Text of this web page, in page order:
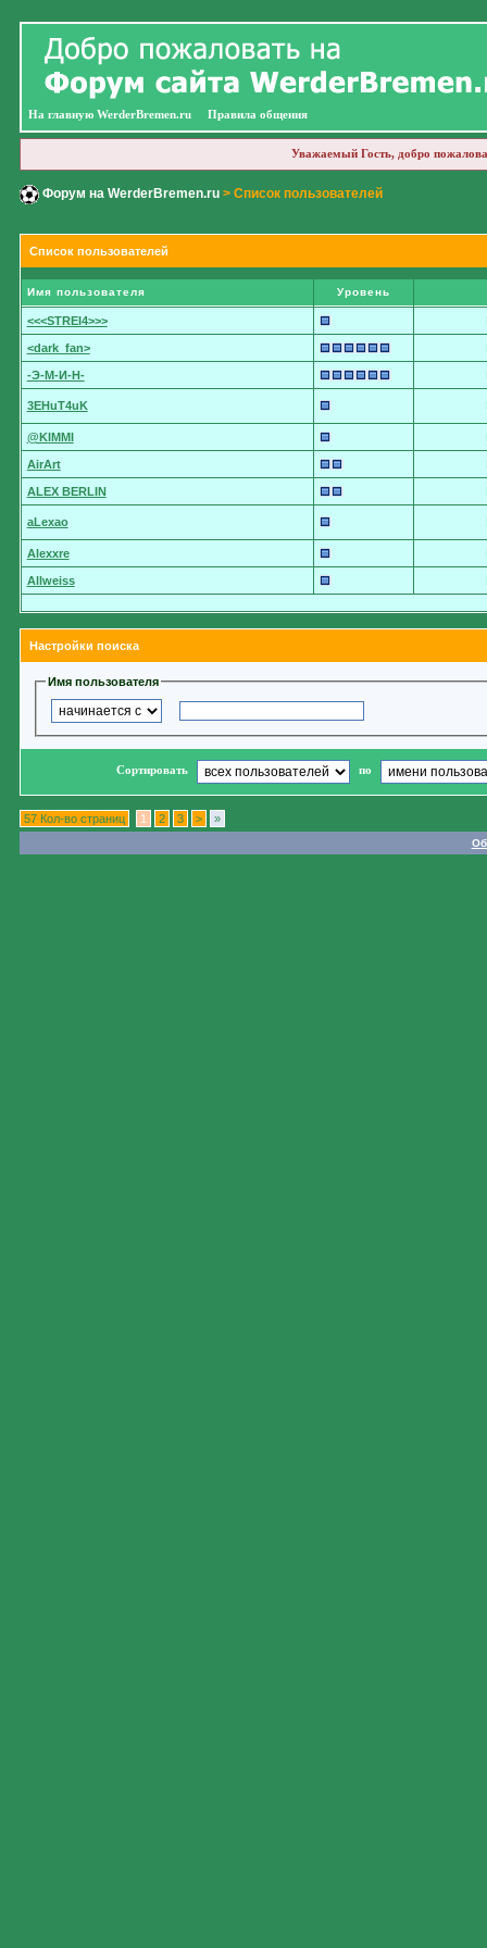
На главную WerderBremen.ru Правила общения
Уважаемый Гость, добро
Форум на WerderBremen.ru> Список пользователей
Список пользователей
Имя пользователя Уровень
<<<STREI4>>>
<dark_fan>
-Э-М-И-Н-
3EHuT4uK
@KIMMI
AirArt
ALEX BERLIN
aLexao
Alexxre
Allweiss
Настройки поиска
Имя пользователя
Сортировать по
57 Кол-во страниц 1 2 3 > »